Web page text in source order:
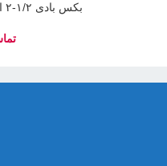
بکس بادی ۱/۲-۲ اینگرسولرند IR5982A1